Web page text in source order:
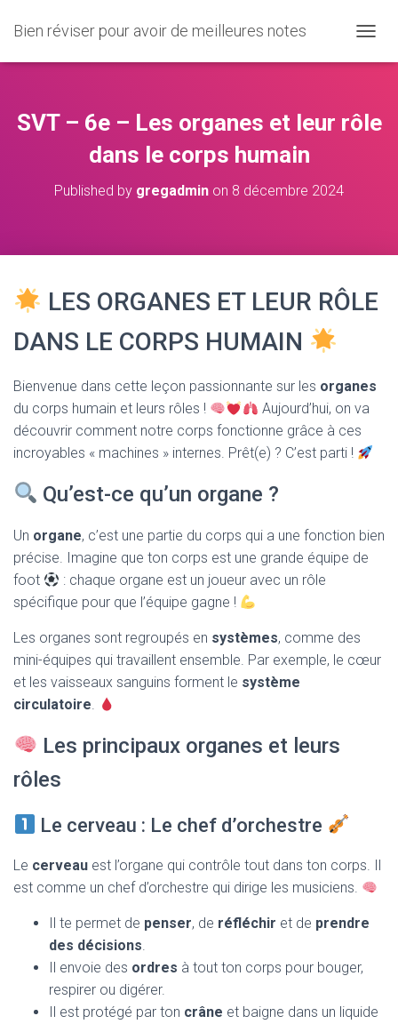
Bien réviser pour avoir de meilleures notes
U
I
R
N
A
I
N
SVT – 6e – Les organes et leur rôle
dans le corps humain
Published by gregadmin on 8 décembre 2024
LES ORGANES ET LEUR RÔLE
DANS LE CORPS HUMAIN
Bienvenue dans cette leçon passionnante sur les organes
du corps humain et leurs rôles !
Aujourd’hui, on va
découvrir comment notre corps fonctionne grâce à ces
incroyables « machines » internes. Prêt(e) ? C’est parti !
Qu’est-ce qu’un organe ?
Un organe, c’est une partie du corps qui a une fonction bien
précise. Imagine que ton corps est une grande équipe de
foot
: chaque organe est un joueur avec un rôle
spécifique pour que l’équipe gagne !
Les organes sont regroupés en systèmes, comme des
mini-équipes qui travaillent ensemble. Par exemple, le cœur
et les vaisseaux sanguins forment le système
circulatoire.
Les principaux organes et leurs
rôles
Le cerveau : Le chef d’orchestre
Le cerveau est l’organe qui contrôle tout dans ton corps. Il
est comme un chef d’orchestre qui dirige les musiciens.
Il te permet de penser, de réfléchir et de prendre
des décisions.
Il envoie des ordres à tout ton corps pour bouger,
respirer ou digérer.
Il est protégé par ton crâne et baigne dans un liquide